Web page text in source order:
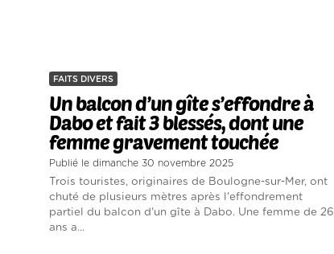
FAITS DIVERS
Un balcon d’un gîte s’effondre à
Dabo et fait 3 blessés, dont une
femme gravement touchée
Publié le dimanche 30 novembre 2025
Trois touristes, originaires de Boulogne-sur-Mer, ont
chuté de plusieurs mètres après l'effondrement
partiel du balcon d'un gîte à Dabo. Une femme de 26
ans a...